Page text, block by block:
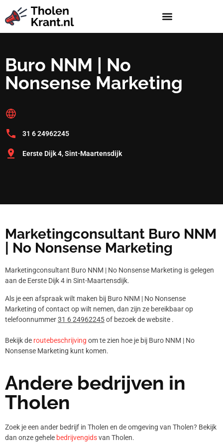
Buro NNM | No
Nonsense Marketing
31 6 24962245
Eerste Dijk 4, Sint-Maartensdijk
Marketingconsultant Buro NNM
| No Nonsense Marketing
Marketingconsultant Buro NNM | No Nonsense Marketing is gelegen
aan de Eerste Dijk 4 in Sint-Maartensdijk.
Als je een afspraak wilt maken bij Buro NNM | No Nonsense
Marketing of contact op wilt nemen, dan zijn ze bereikbaar op
telefoonnummer31 6 24962245of bezoek de website .
Bekijk de routebeschrijving om te zien hoe je bij Buro NNM | No
Nonsense Marketing kunt komen.
Andere bedrijven in
Tholen
Zoek je een ander bedrijf in Tholen en de omgeving van Tholen? Bekijk
dan onze gehele bedrijvengidsvan Tholen.